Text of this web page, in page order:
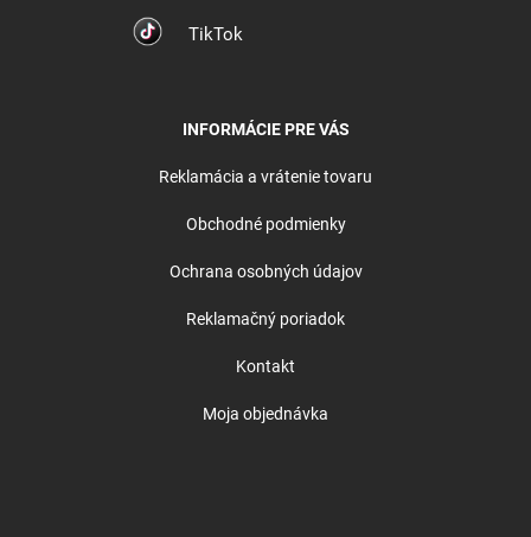
TikTok
INFORMÁCIE PRE VÁS
Reklamácia a vrátenie tovaru
Obchodné podmienky
Ochrana osobných údajov
Reklamačný poriadok
Kontakt
Moja objednávka